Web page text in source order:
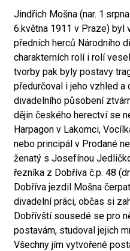
Jindřich Mošna (nar.
6.května 1911 v Praze) byl
předních herců Národního
charakterních rolí i rolí
tvorby pak byly postavy
předurčoval i jeho vzhled a
divadelního působení
dějin českého herectví se
Harpagon v Lakomci,
nebo principál v Prodané
ženatý s Josefínou
řezníka z Dobříva č.p. 48
Dobříva jezdil Mošna
divadelní práci, občas si
Dobřívští sousedé se pro
postavám, studoval jejich
Všechny jím vytvořené